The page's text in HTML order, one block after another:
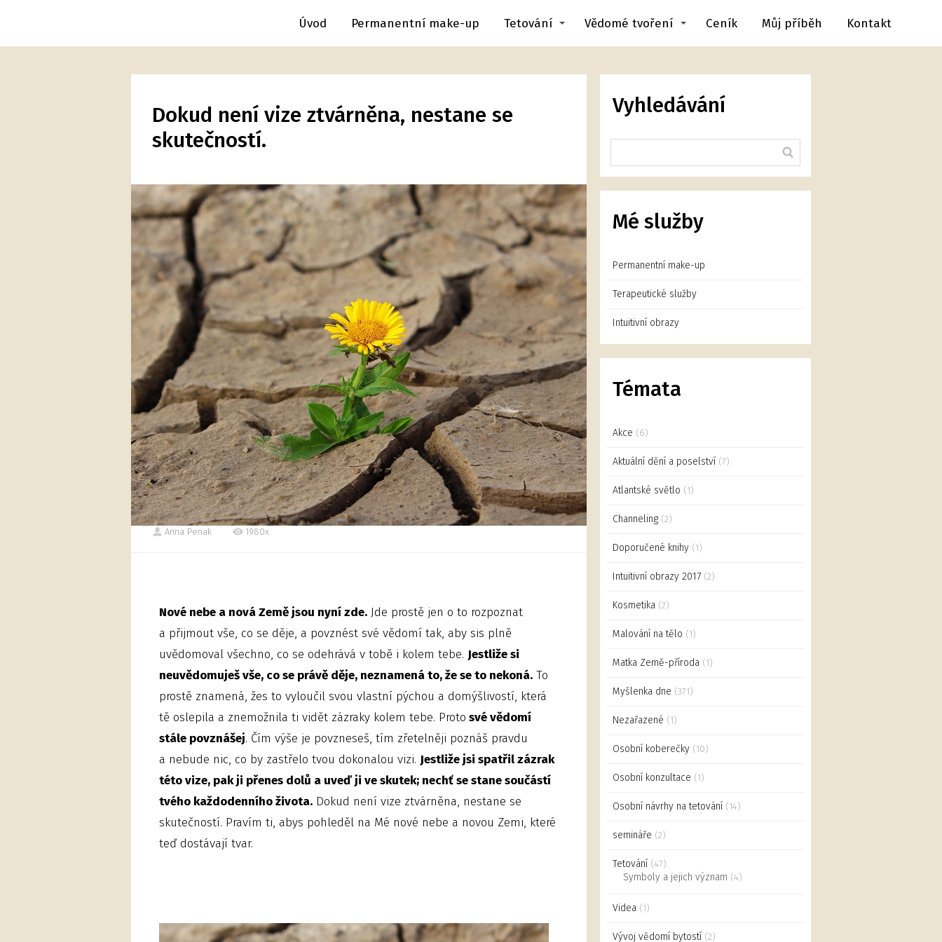
Úvod Permanentní make-up Tetování Vědomé tvoření Ceník Můj příběh Kontakt
Dokud není vize ztvárněna, nestane se
skutečností.
Anna Penak 1980x
Nové nebe a nová Země jsou nyní zde. Jde prostě jen o to rozpoznat
a přijmout vše, co se děje, a povznést své vědomí tak, aby sis plně
uvědomoval všechno, co se odehrává v tobě i kolem tebe. Jestliže si
neuvědomuješ vše, co se právě děje, neznamená to, že se to nekoná. To
prostě znamená, žes to vyloučil svou vlastní pýchou a domýšlivostí, která
tě oslepila a znemožnila ti vidět zázraky kolem tebe. Proto své vědomí
stále povznášej. Čím výše je povzneseš, tím zřetelněji poznáš pravdu
a nebude nic, co by zastřelo tvou dokonalou vizi. Jestliže jsi spatřil zázrak
této vize, pak ji přenes dolů a uveď ji ve skutek; nechť se stane součástí
tvého každodenního života. Dokud není vize ztvárněna, nestane se
skutečností. Pravím ti, abys pohleděl na Mé nové nebe a novou Zemi, které
teď dostávají tvar.
Vyhledávání
Mé služby
Permanentní make-up
Terapeutické služby
Intuitivní obrazy
Témata
Akce (6)
Aktuální dění a poselství (7)
Atlantské světlo (1)
Channeling (2)
Doporučené knihy (1)
Intuitivní obrazy 2017 (2)
Kosmetika (2)
Malování na tělo (1)
Matka Země-příroda (1)
Myšlenka dne (371)
Nezařazené (1)
Osobní koberečky (10)
Osobní konzultace (1)
Osobní návrhy na tetování (14)
semináře (2)
Tetování (47)
Symboly a jejich význam (4)
Videa (1)
Vývoj vědomí bytostí (2)